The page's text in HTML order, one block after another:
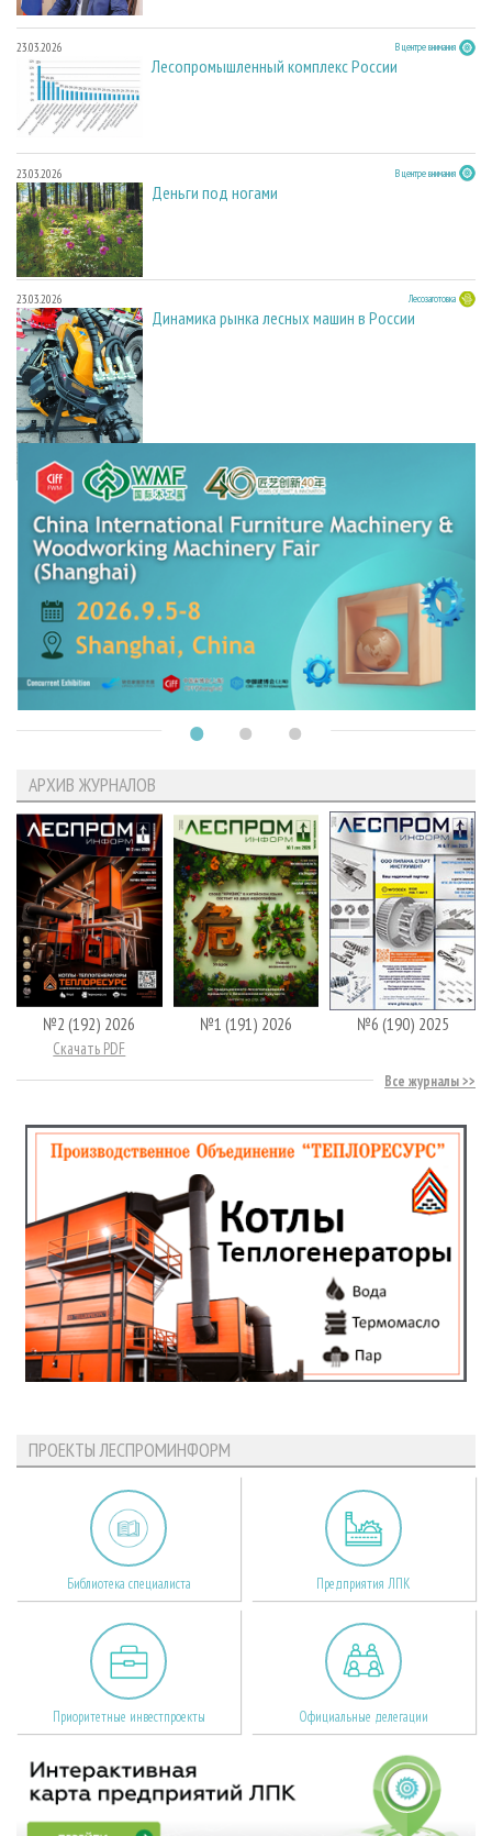
23.03.2026 В центре внимания
Лесопромышленный комплекс России
23.03.2026 В центре внимания
Деньги под ногами
23.03.2026 Лесозаготовка
Динамика рынка лесных машин в России
АРХИВ ЖУРНАЛОВ
№2 (192) 2026
Скачать PDF
№1 (191) 2026 №6 (190) 2025
Все журналы
ПРОЕКТЫ ЛЕСПРОМИНФОРМ
Библиотека специалиста Предприятия ЛПК
Приоритетные инвестпроекты Официальные делегации